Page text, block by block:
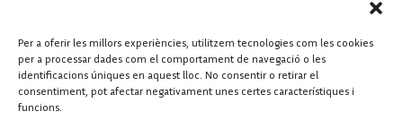
Per a oferir les millors experiències, utilitzem tecnologies com les cookies
per a processar dades com el comportament de navegació o les
identificacions úniques en aquest lloc. No consentir o retirar el
consentiment, pot afectar negativament unes certes característiques i
funcions.